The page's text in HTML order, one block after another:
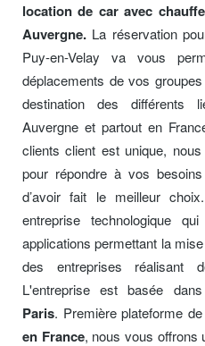
location de car avec
Auvergne. La réservation
Puy-en-Velay va vous
déplacements de vos
destination des différents
Auvergne et partout en
clients client est unique,
pour répondre à vos
d’avoir fait le meilleur
entreprise technologique
applications permettant la
des entreprises réalisant
L'entreprise est basée
Paris. Première plateforme de
en France, nous vous offrons